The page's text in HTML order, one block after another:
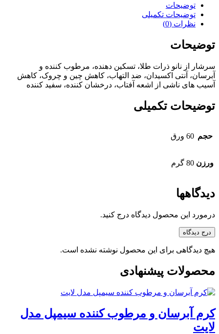
توضیحات
توضیحات تکمیلی
نظرات (0)
توضیحات
سرشار از نانو ذرات طلا، تسکین دهنده، مرطوب کننده و
آبرسان، آنتی اکسیدان، ضد التهاب، کاهش چین و چروک، کاهش
آسیب های ناشی از اشعه آفتاب، درخشان کننده، سفید کننده
توضیحات تکمیلی
حجم 60 ورق
ورزن 80 گرم
دیدگاهها
درمورد این محصول دیدگاه درج کنید.
درج دیدگاه
هیچ دیدگاهی برای این محصول نوشته نشده است.
محصولات پیشنهادی
کرم آبرسان و مرطوب کننده سیمپل مدل
لایت